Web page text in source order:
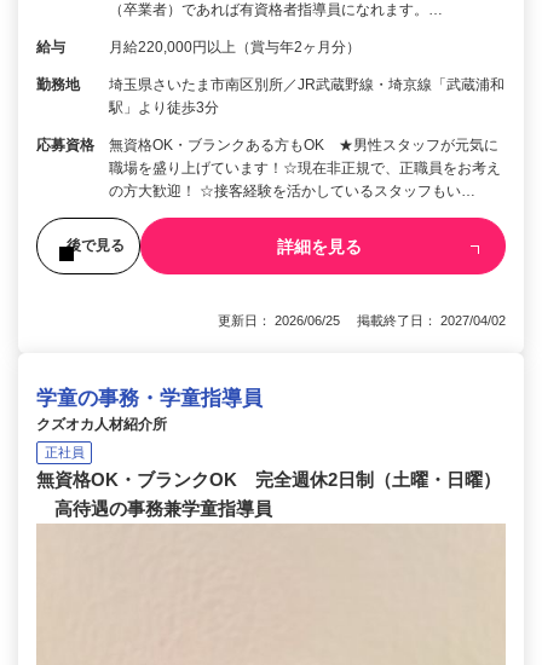
（卒業者）であれば有資格者指導員になれます。…
給与 月給220,000円以上（賞与年2ヶ月分）
勤務地
埼玉県さいたま市南区別所／JR武蔵野線・埼京線「武蔵浦和
駅」より徒歩3分
応募資格
無資格OK・ブランクある方もOK ★男性スタッフが元気に
職場を盛り上げています！☆現在非正規で、正職員をお考え
の方大歓迎！ ☆接客経験を活かしているスタッフもい…
後で見る 詳細を見る
更新日： 2026/06/25 掲載終了日： 2027/04/02
学童の事務・学童指導員
クズオカ人材紹介所
正社員
無資格OK・ブランクOK 完全週休2日制（土曜・日曜）
高待遇の事務兼学童指導員